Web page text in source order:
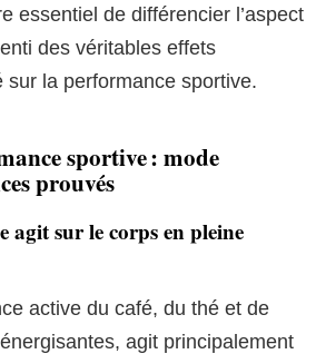
essentiel de différencier l’aspect
des véritables effets
sur la performance sportive.
sportive : mode
prouvés
agit sur le corps en pleine
active du café, du thé et de
agit principalement